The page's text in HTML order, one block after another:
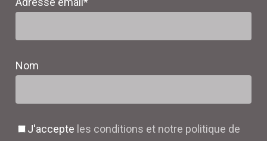
Nom
J'accepte les conditions et notre politique de